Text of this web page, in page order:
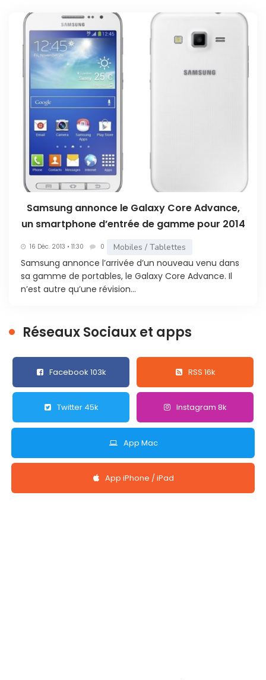
Samsung annonce le Galaxy Core Advance,
un smartphone d’entrée de gamme pour 2014
16 Déc. 2013 • 11:30 0 Mobiles / Tablettes
Samsung annonce l’arrivée d’un nouveau venu dans
sa gamme de portables, le Galaxy Core Advance. Il
n’est autre qu’une révision...
Réseaux Sociaux et apps
Facebook 103k RSS 16k
Twitter 45k Instagram 8k
App Mac
App iPhone / iPad